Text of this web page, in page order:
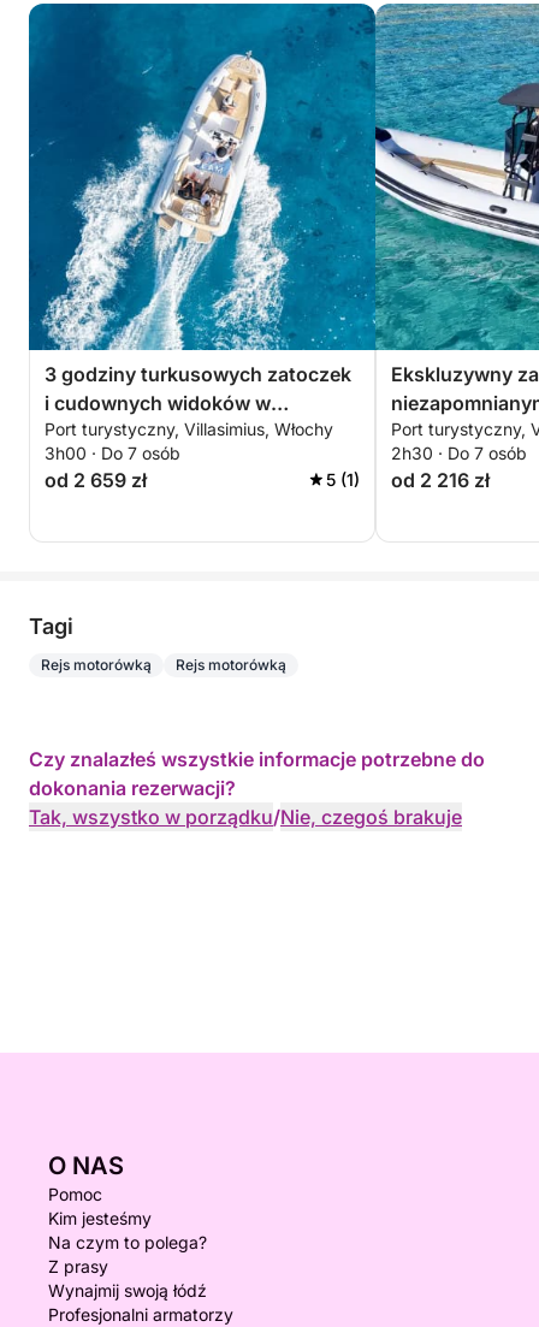
3 godziny turkusowych zatoczek
i cudownych widoków w
Villasimius
Port turystyczny, Villasimius, Włochy
3h00 · Do 7 osób
od 2 659 zł 5 (1)
Ekskluzywny
zapierającymi
kolorami
Port turystyczny,
2h30 · Do 7 osób
od 2 216 zł
Tagi
Rejs motorówką Rejs motorówką
Czy znalazłeś wszystkie informacje potrzebne do
dokonania rezerwacji?
Tak, wszystko w porządku/Nie, czegoś brakuje
O NAS
Pomoc
Kim jesteśmy
Na czym to polega?
Z prasy
Wynajmij swoją łódź
Profesjonalni armatorzy